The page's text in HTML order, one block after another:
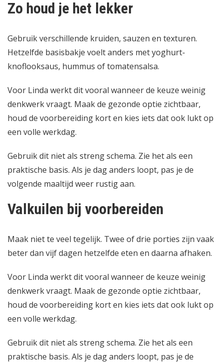
Zo houd je het lekker
Gebruik verschillende kruiden, sauzen en texturen.
Hetzelfde basisbakje voelt anders met yoghurt-
knoflooksaus, hummus of tomatensalsa.
Voor Linda werkt dit vooral wanneer de keuze weinig
denkwerk vraagt. Maak de gezonde optie zichtbaar,
houd de voorbereiding kort en kies iets dat ook lukt op
een volle werkdag.
Gebruik dit niet als streng schema. Zie het als een
praktische basis. Als je dag anders loopt, pas je de
volgende maaltijd weer rustig aan.
Valkuilen bij voorbereiden
Maak niet te veel tegelijk. Twee of drie porties zijn vaak
beter dan vijf dagen hetzelfde eten en daarna afhaken.
Voor Linda werkt dit vooral wanneer de keuze weinig
denkwerk vraagt. Maak de gezonde optie zichtbaar,
houd de voorbereiding kort en kies iets dat ook lukt op
een volle werkdag.
Gebruik dit niet als streng schema. Zie het als een
praktische basis. Als je dag anders loopt, pas je de